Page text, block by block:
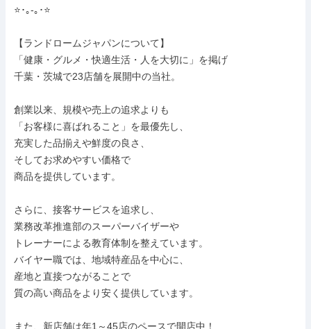
⭐･｡-｡･⭐
【ランドロームジャパンについて】
「健康・グルメ・快適生活・人を大切に」を掲げ
千葉・茨城で23店舗を展開中の当社。
創業以来、規模や売上の追求よりも
「お客様に喜ばれること」を最優先し、
充実した品揃えや鮮度の良さ、
そしてお求めやすい価格で
商品を提供しています。
さらに、接客サービスを追求し、
業務改革推進部のスーパーバイザーや
トレーナーによる教育体制を整えています。
バイヤー職では、地域特産品を中心に、
産地と直接つながることで
質の高い商品をより安く提供しています。
また、新店舗は年1～45店のペースで開店中！